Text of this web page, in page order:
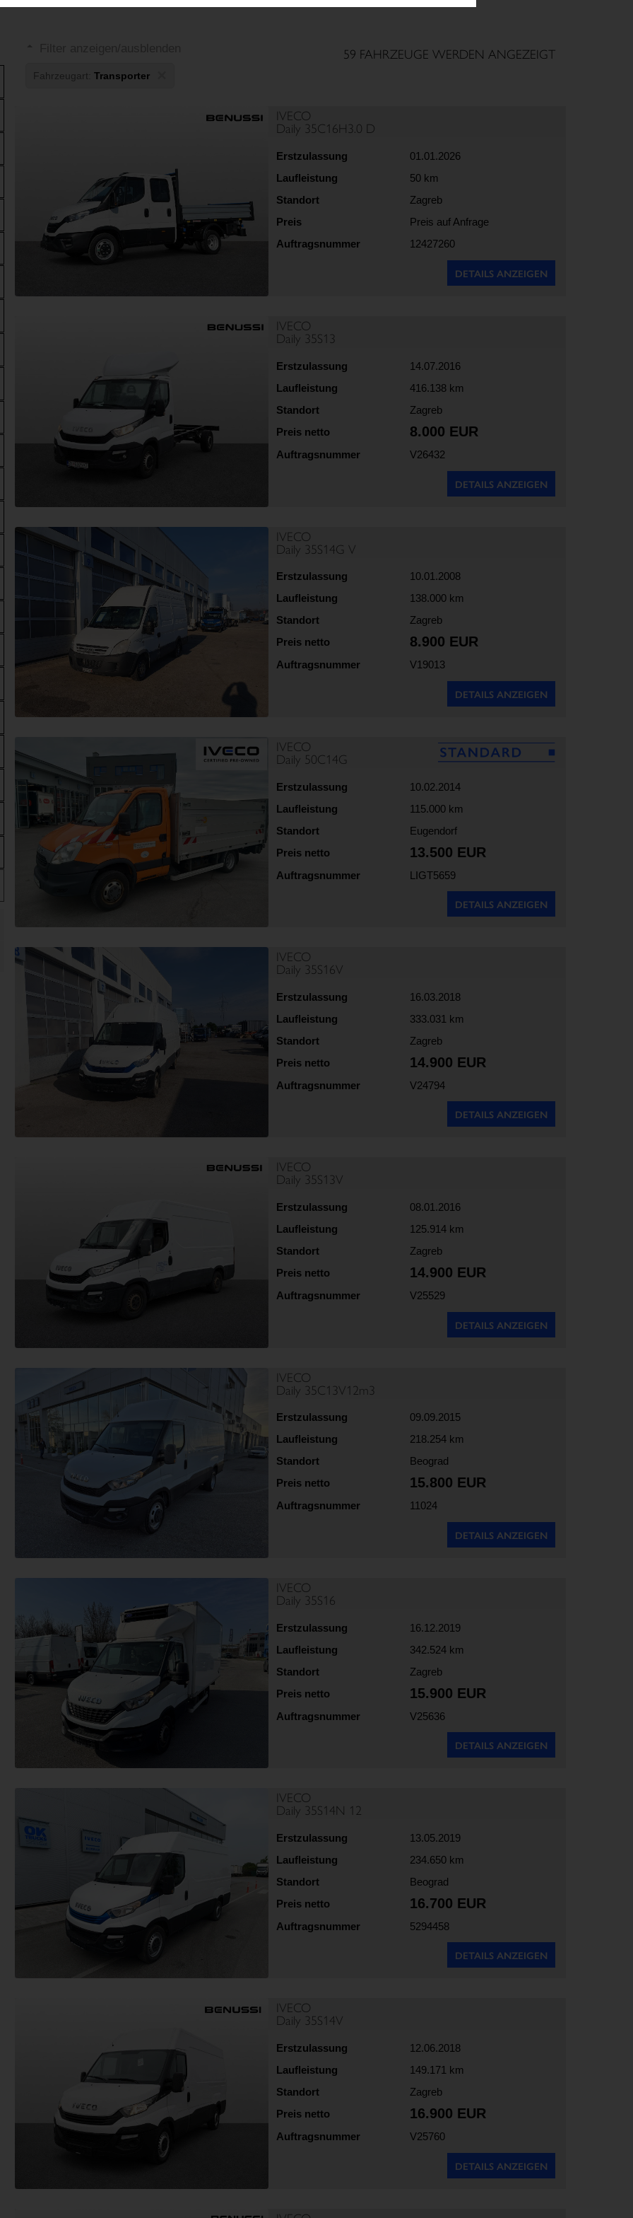
59 FAHRZEUGE WERDEN ANGEZEIGT
Fahrzeugart: Transporter
IVECO
Daily 35C16H3.0 D
Erstzulassung
01.01.2026
Laufleistung
50 km
Standort
Zagreb
Preis
Preis auf Anfrage
Auftragsnummer
12427260
DETAILS ANZEIGEN
IVECO
Daily 35S13
Erstzulassung
14.07.2016
Laufleistung
416.138 km
Standort
Zagreb
Preis netto
8.000 EUR
Auftragsnummer V26432
DETAILS ANZEIGEN
IVECO
Daily 35S14G V
Erstzulassung
10.01.2008
Laufleistung
138.000 km
Standort
Zagreb
Preis netto
8.900 EUR
Auftragsnummer V19013
DETAILS ANZEIGEN
IVECO
Daily 50C14G
Erstzulassung
10.02.2014
Laufleistung
115.000 km
Standort
Eugendorf
Preis netto
13.500 EUR
Auftragsnummer LIGT5659
DETAILS ANZEIGEN
IVECO
Daily 35S16V
Erstzulassung
16.03.2018
Laufleistung
333.031 km
Standort
Zagreb
Preis netto
14.900 EUR
Auftragsnummer V24794
DETAILS ANZEIGEN
IVECO
Daily 35S13V
Erstzulassung
08.01.2016
Laufleistung
125.914 km
Standort
Zagreb
Preis netto
14.900 EUR
Auftragsnummer V25529
DETAILS ANZEIGEN
IVECO
Daily 35C13V12m3
Erstzulassung
09.09.2015
Laufleistung
218.254 km
Standort
Beograd
Preis netto
15.800 EUR
Auftragsnummer 11024
DETAILS ANZEIGEN
IVECO
Daily 35S16
Erstzulassung
16.12.2019
Laufleistung
342.524 km
Standort
Zagreb
Preis netto
15.900 EUR
Auftragsnummer V25636
DETAILS ANZEIGEN
IVECO
Daily 35S14N 12
Erstzulassung
13.05.2019
Laufleistung
234.650 km
Standort
Beograd
Preis netto
16.700 EUR
Auftragsnummer 5294458
DETAILS ANZEIGEN
IVECO
Daily 35S14V
Erstzulassung
12.06.2018
Laufleistung
149.171 km
Standort
Zagreb
Preis netto
16.900 EUR
Auftragsnummer V25760
DETAILS ANZEIGEN